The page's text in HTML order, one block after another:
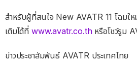
สำหรับผู้ที่สนใจ New AVATR 11 โฉมให
เติมได้ที่ www.avatr.co.thหรือโชว์รูม
ข่าวประชาสัมพันธ์ AVATR ประเทศไทย